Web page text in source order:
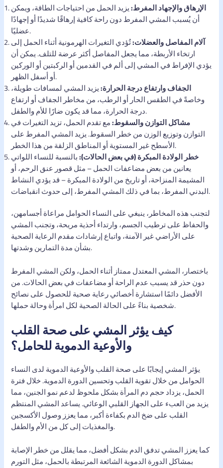
الإرهاق والإجهاد المفرط:يزيد الحمل من احتياجات الطاقة، ويمكن
أن يُسبب المشي المفرط دون راحة كافية إرهاقًا شديدًا أو إجهادًا
عضليًا.
آلام المفاصل والعضلات:تُؤدي التغيرات الهرمونية أثناء الحمل إلى
ارتخاء الأربطة، مما يجعل المفاصل أكثر عرضة للتلف. يمكن أن
يؤدي الإفراط في المشي إلى ألم في القدمين أو الركبتين أو الوركين
أو أسفل الظهر.
الجفاف وارتفاع درجة الحرارة:يزيد المشي لمسافات طويلة،
وخاصةً في الطقس الحار أو الرطب، من مخاطر الجفاف أو ارتفاع
درجة الحرارة، مما قد يكون ضارًا للأم والطفل.
مشاكل التوازن والسقوط:مع تقدم الحمل، تزيد التغيرات في
التوازن وتوزيع الوزن من خطر السقوط. يزيد المشي المفرط على
الأسطح غير المستوية أو المناطق الزلقة من هذا الخطر.
خطر الولادة المبكرة (في بعض الحالات):بالنسبة للنساء اللواتي
يعانين من بعض مضاعفات الحمل – مثل قصور عنق الرحم، أو
المشيمة المنزاحة، أو تاريخ من الولادة المبكرة – قد يؤدي النشاط
البدني المفرط، بما في ذلك المشي المفرط، إلى حدوث انقباضات.
لتجنب هذه المخاطر، ينبغي على النساء الحوامل مراعاة أجسامهن،
والحفاظ على ترطيب الجسم، وارتداء أحذية مريحة، وتجنب المشي
على الأراضي غير الآمنة، واتباع إرشادات مقدم الرعاية الصحية
بشأن مدة التمارين وشدتها.
باختصار، المشي المعتدل ممتاز أثناء الحمل، ولكن المشي المفرط
دون حذر قد يسبب عدم الراحة أو مضاعفات في بعض الحالات. من
الأفضل دائمًا استشارة أخصائي رعاية صحية للحصول على نصائح
شخصية بناءً على الحالة الصحية لكل امرأة وحالة حملها.
كيف يؤثر المشي على صحة القلب
والأوعية الدموية للحامل؟
يؤثر المشي إيجابًا على صحة القلب والأوعية الدموية لدى النساء
الحوامل من خلال تقوية القلب وتحسين الدورة الدموية. خلال فترة
الحمل، يزداد حجم دم المرأة بشكل ملحوظ لدعم نمو الجنين، مما
يزيد من العبء على الجهاز القلبي الوعائي. يساعد المشي المنتظم
القلب على ضخ الدم بكفاءة أكبر، مما يعزز وصول الأكسجين
والمغذيات إلى كل من الأم والطفل.
كما يعزز المشي تدفق الدم بشكل أفضل، مما يقلل من خطر الإصابة
بمشاكل الدورة الدموية الشائعة المرتبطة بالحمل، مثل التورم